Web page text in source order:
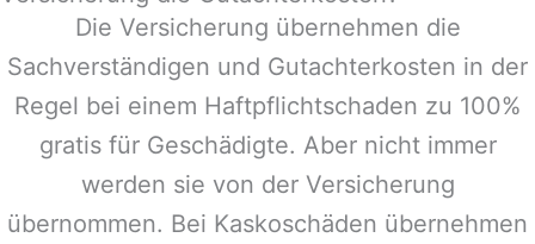
Die Versicherung übernehmen die
Sachverständigen und Gutachterkosten in der
Regel bei einem Haftpflichtschaden zu 100%
gratis für Geschädigte. Aber nicht immer
werden sie von der Versicherung
übernommen. Bei Kaskoschäden übernehmen